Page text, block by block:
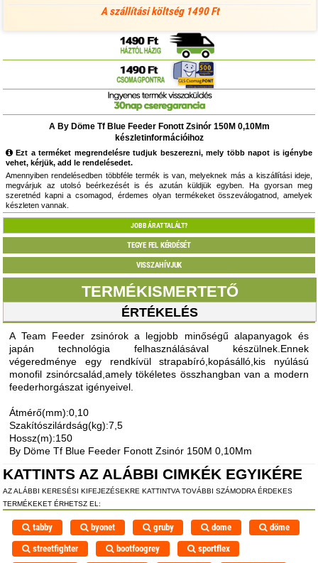
A szállítási költség 1490 Ft
A By Döme Tf Blue Feeder Fonott Zsinór 150M 0,10Mm
készletinformációihoz
Ezt a terméket megrendelésre tudjuk beszerezni, mely több napot is igénybe
vehet, kérjük, add le rendelésedet.
Amennyiben rendelésedben többféle termék is van, melyeknek más a kiszállítási ideje,
megvárjuk az utolsó beérkezését is és azután küldjük egyben. Ha gyorsan meg
szeretnéd kapni a csomagod, érdemes olyan termékeket összeválogatnod, amelyek
készleten vannak.
JOBB ÁRAT TALÁLT?
TEGYE FEL KÉRDÉSÉT
VISSZAHÍVJUK
TERMÉKISMERTETŐ
ÉRTÉKELÉS
A Team Feeder zsinórok a legjobb minőségű alapanyagok és
japán technológia felhasználásával készülnek.Ennek
végeredménye egy rendkívül strapabíró,kopásálló,kis nyúlású
monofil zsinórcsalád,amely tökéletes összhangban van a modern
feederhorgászat igényeivel.
Átmérő(mm):0,10
Szakítószilárdság(kg):7,5
Hossz(m):150
By Döme Tf Blue Feeder Fonott Zsinór 150M 0,10Mm
KATTINTS AZ ALÁBBI CIMKÉK EGYIKÉRE
AZ ALÁBBI KERESÉSI KIFEJEZÉSEKRE KATTINTVA TOVÁBBI SZÁMODRA ÉRDEKES
TERMÉKEKET ÉRHETSZ EL:
tabby byonet gruby dome
döme
streetfighter
bootfoogrey
sportflex